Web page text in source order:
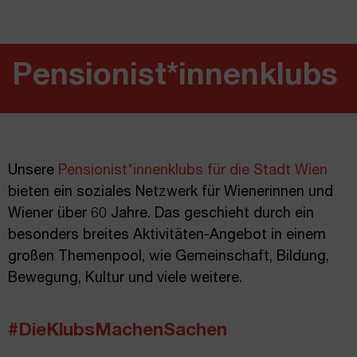
Pensionist*innenklubs
Unsere Pensionist*innenklubs für die Stadt Wien
bieten ein soziales Netzwerk für Wienerinnen und
Wiener über 60 Jahre. Das geschieht durch ein
besonders breites Aktivitäten-Angebot in einem
großen Themenpool, wie Gemeinschaft, Bildung,
Bewegung, Kultur und viele weitere.
#DieKlubsMachenSachen